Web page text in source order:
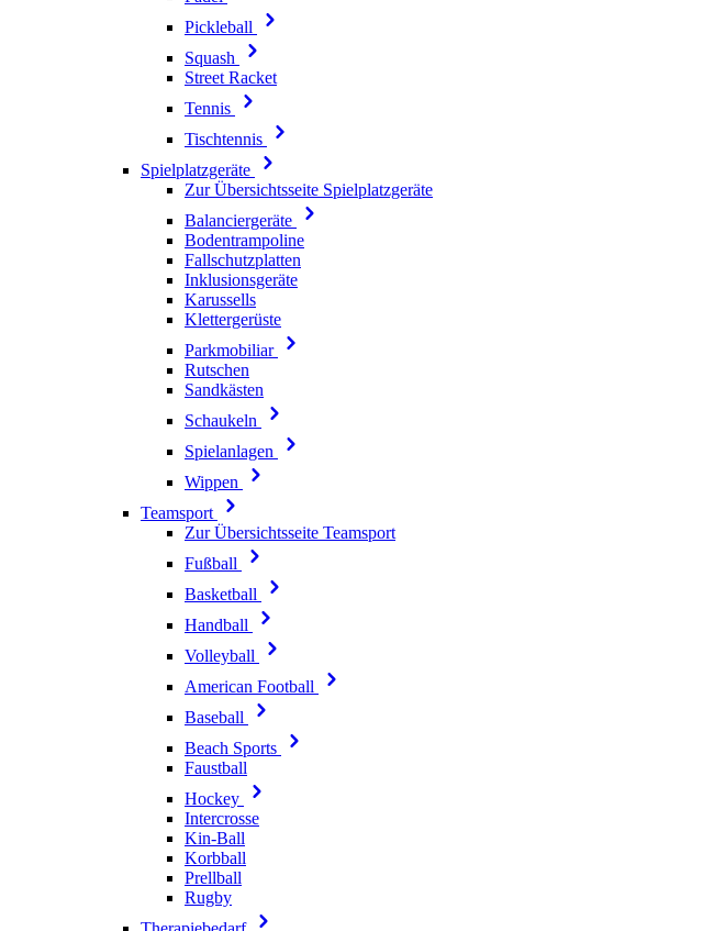
Pickleball
Squash
Street Racket
Tennis
Tischtennis
Spielplatzgeräte
Zur Übersichtsseite Spielplatzgeräte
Balanciergeräte
Bodentrampoline
Fallschutzplatten
Inklusionsgeräte
Karussells
Klettergerüste
Parkmobiliar
Rutschen
Sandkästen
Schaukeln
Spielanlagen
Wippen
Teamsport
Zur Übersichtsseite Teamsport
Fußball
Basketball
Handball
Volleyball
American Football
Baseball
Beach Sports
Faustball
Hockey
Intercrosse
Kin-Ball
Korbball
Prellball
Rugby